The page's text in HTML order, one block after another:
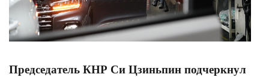
Председатель КНР Си Цзиньпин подчеркнул